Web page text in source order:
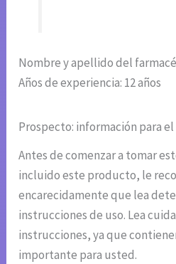
Nombre y apellido del
Años de experiencia: 12 años
Prospecto: información para
Antes de comenzar a tomar
incluido este producto, le
encarecidamente que lea
instrucciones de uso. Lea
instrucciones, ya que
importante para usted.